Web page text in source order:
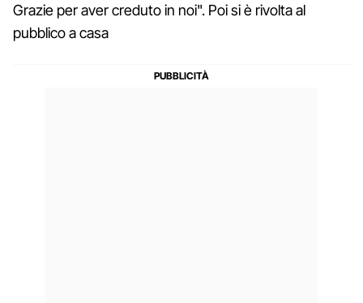
Grazie per aver creduto in noi". Poi si è rivolta al
pubblico a casa